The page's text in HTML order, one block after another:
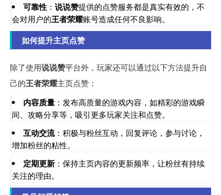
可靠性 ： 说说赞提供的点赞服务都是真实有效的，不
会对用户的王者荣耀账号造成任何不良影响。
如何提升主页点赞
除了使用说说赞平台外，玩家还可以通过以下方法提升自
己的王者荣耀主页点赞：
内容质量 ：发布高质量的游戏内容，如精彩的游戏瞬
间、攻略分享等，吸引更多玩家关注和点赞。
互动交流：积极与粉丝互动，回复评论，参与讨论，
增加粉丝的粘性。
定期更新 ：保持主页内容的更新频率，让粉丝有持续
关注的理由。